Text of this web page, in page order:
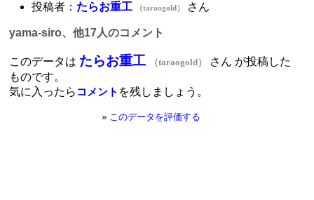
投稿者： たらお重工 （taraogold） さん
yama-siro、他17人のコメント
このデータは たらお重工 （taraogold）
さん が投稿した
ものです。
気に入ったら コメント を残しましょう。
» このデータを評価する